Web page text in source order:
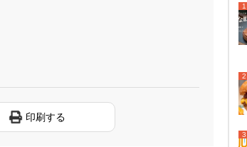
印刷する
1
2
3